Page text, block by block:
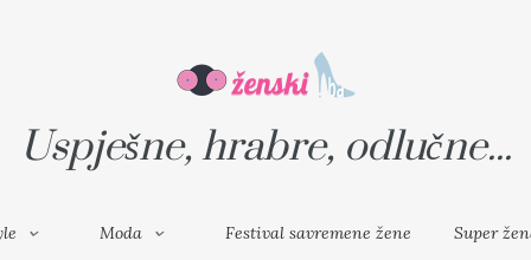
SUPER ŽENA
Uspješne, hrabre, odlučne...
Moda Festival savremene žene Super